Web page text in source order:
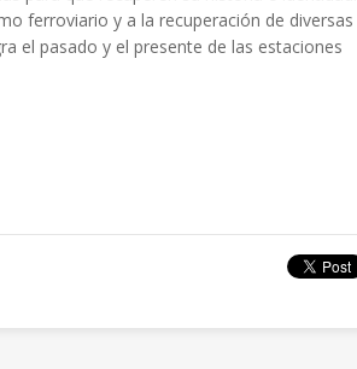
ferroviario y a la recuperación de diversas
el pasado y el presente de las estaciones